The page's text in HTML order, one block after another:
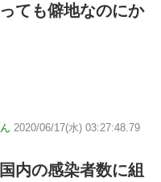
ても僻地なのにか
2020/06/17(水) 03:27:48.79
内の感染者数に組